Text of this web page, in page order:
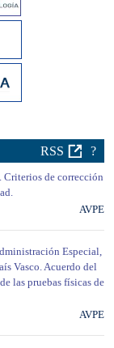
RSS ?
Criterios de corrección
AVPE
Especial,
Vasco. Acuerdo del
las pruebas físicas de
AVPE